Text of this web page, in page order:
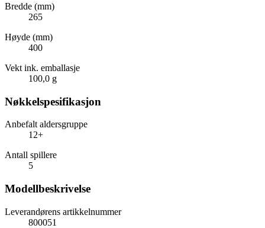
Bredde (mm)
265
Høyde (mm)
400
Vekt ink. emballasje
100,0 g
Nøkkelspesifikasjon
Anbefalt aldersgruppe
12+
Antall spillere
5
Modellbeskrivelse
Leverandørens artikkelnummer
800051